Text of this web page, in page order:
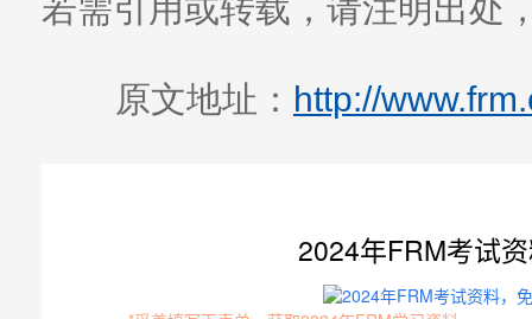
若需引用或转载，请注明出处
原文地址： http://